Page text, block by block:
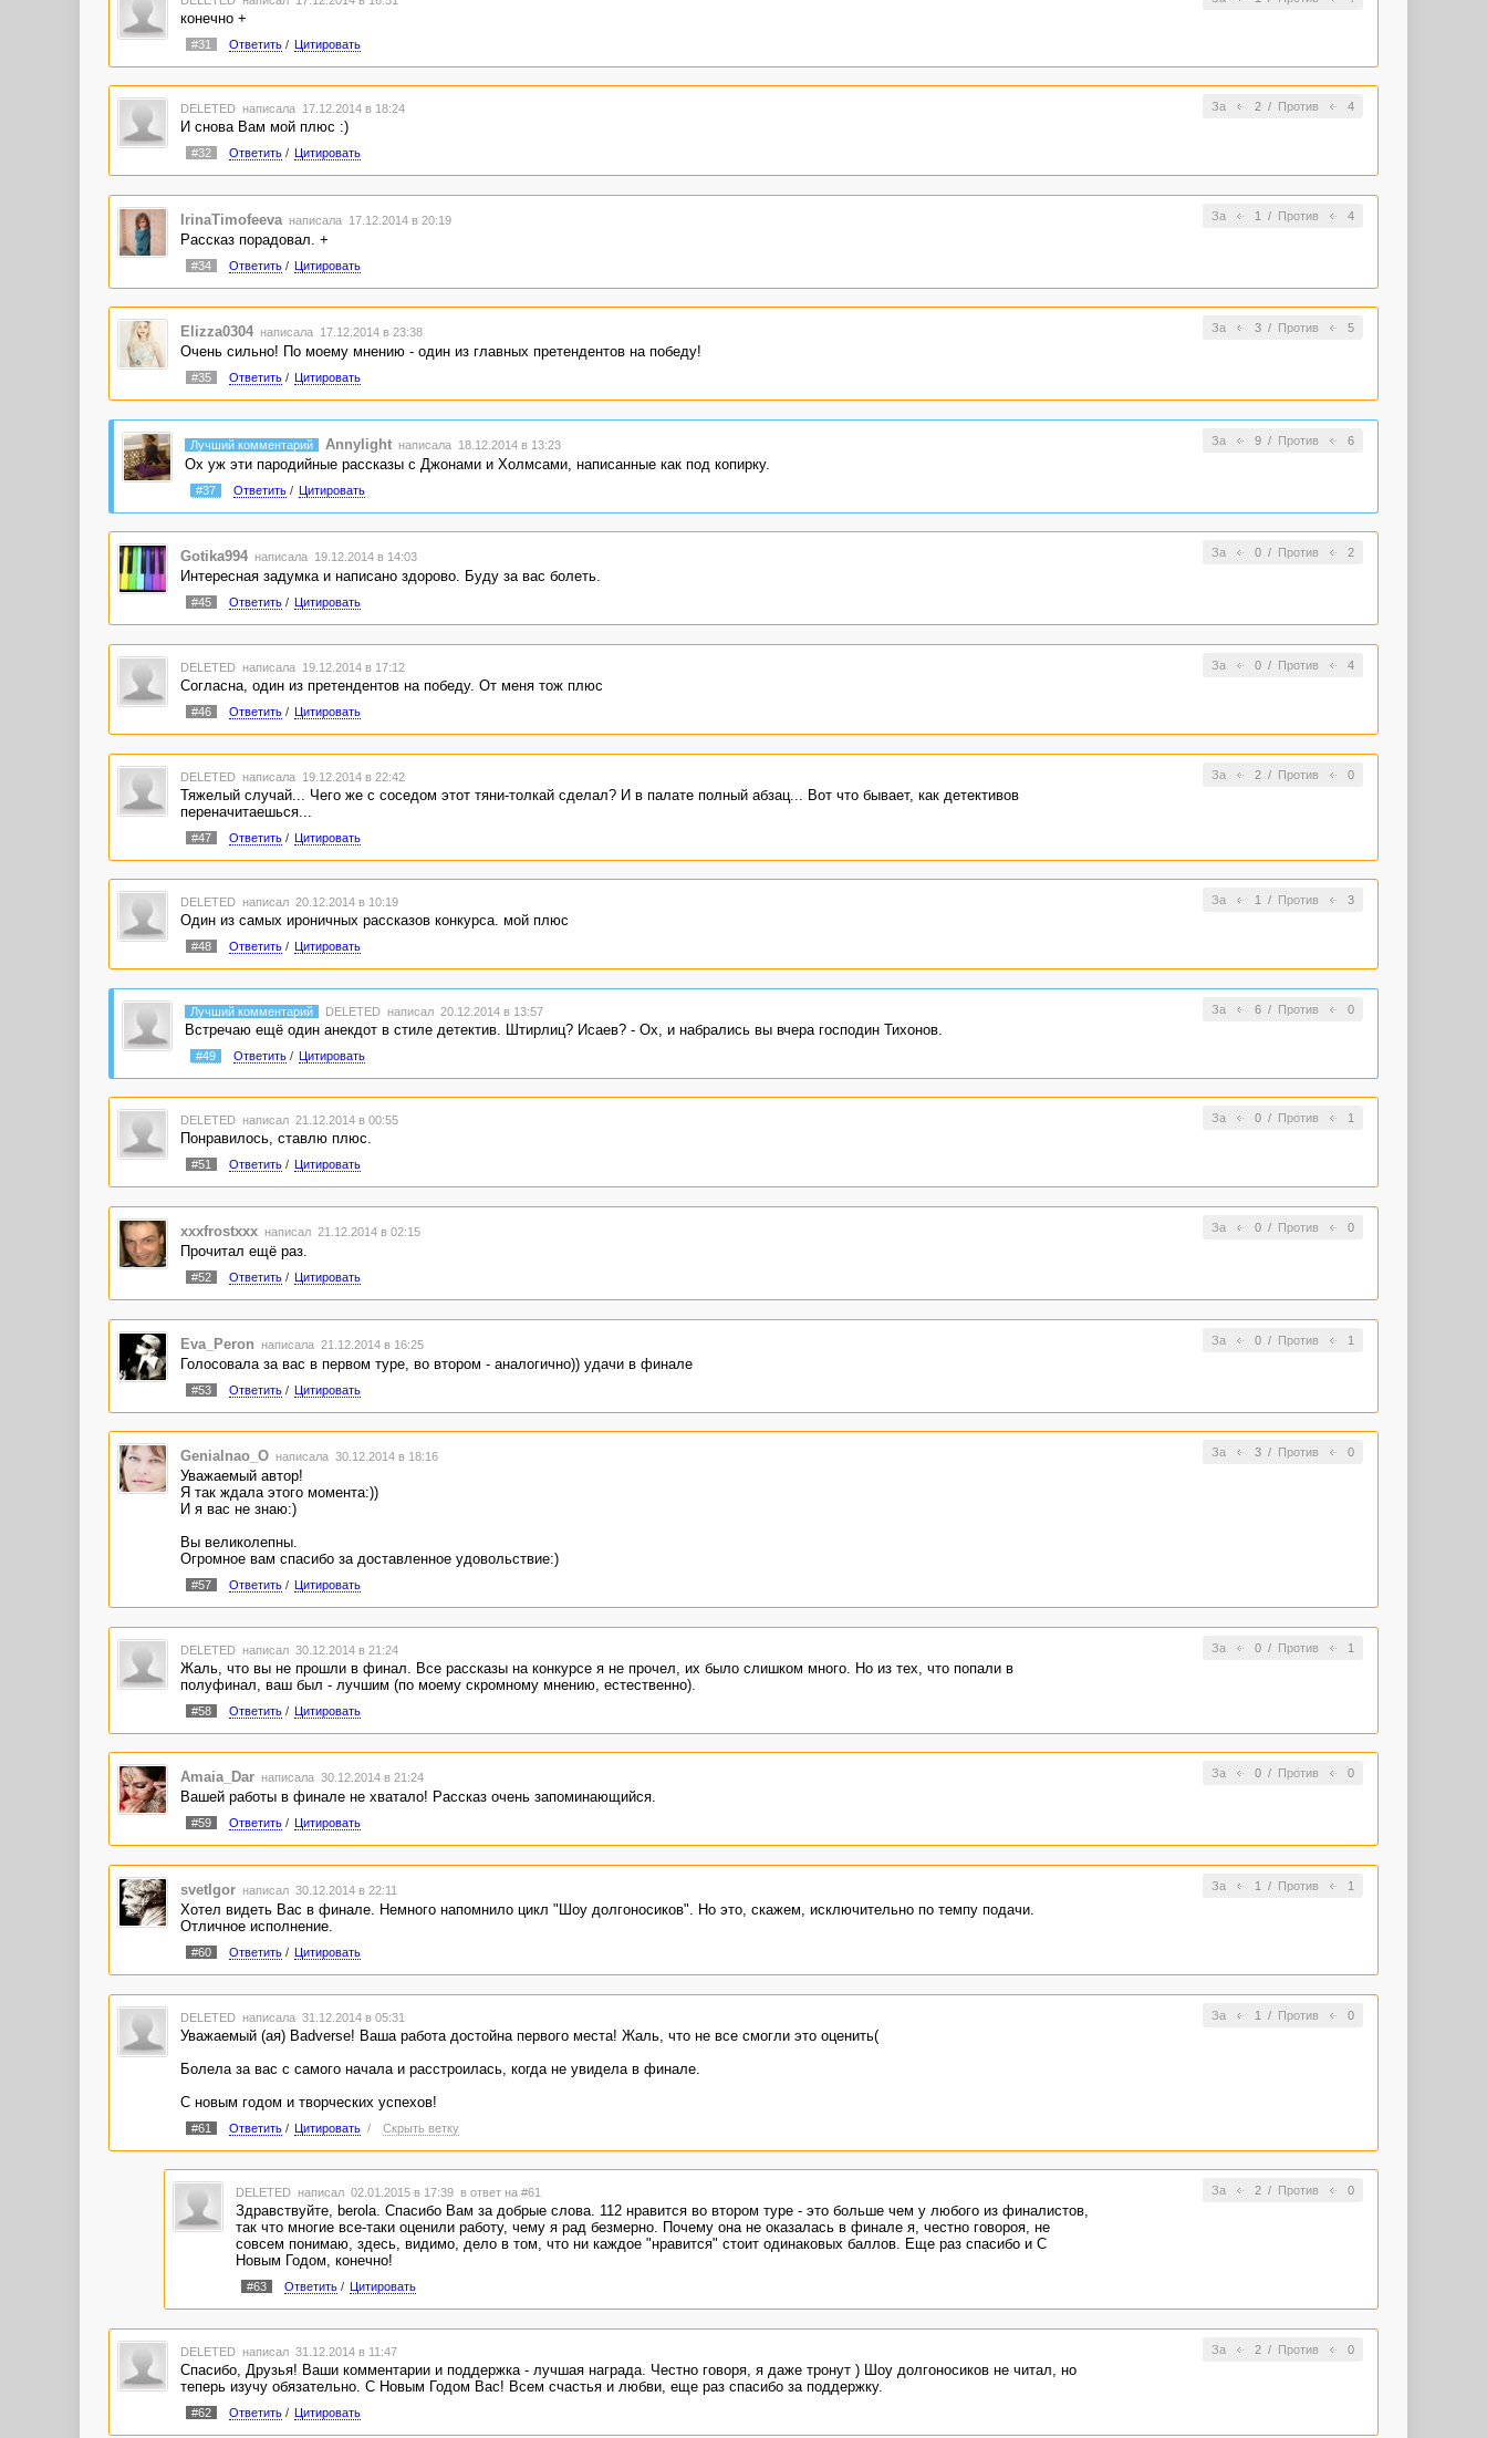
конечно +
#31 Ответить/ Цитировать
За 2/ Против 4
DELETED написала 17.12.2014 в 18:24
И снова Вам мой плюс :)
#32 Ответить/ Цитировать
За 1 / Против 4
IrinaTimofeeva написала 17.12.2014 в 20:19
Рассказ порадовал. +
#34 Ответить/ Цитировать
За 3/ Против 5
Elizza0304 написала 17.12.2014 в 23:38
Очень сильно! По моему мнению - один из главных претендентов на победу!
#35 Ответить/ Цитировать
За 9/ Против 6
Лучший комментарий Annylight написала 18.12.2014 в 13:23
Ох уж эти пародийные рассказы с Джонами и Холмсами, написанные как под копирку.
#37 Ответить/ Цитировать
За 0/ Против 2
Gotika994 написала 19.12.2014 в 14:03
Интересная задумка и написано здорово. Буду за вас болеть.
#45 Ответить/ Цитировать
За 0/ Против 4
DELETED написала 19.12.2014 в 17:12
Согласна, один из претендентов на победу. От меня тож плюс
#46 Ответить/ Цитировать
За 2/ Против 0
DELETED написала 19.12.2014 в 22:42
Тяжелый случай... Чего же с соседом этот тяни-толкай сделал? И в палате полный абзац... Вот что бывает, как детективов
переначитаешься...
#47 Ответить/ Цитировать
За 1 / Против 3
DELETED написал 20.12.2014 в 10:19
Один из самых ироничных рассказов конкурса. мой плюс
#48 Ответить/ Цитировать
За 6/ Против 0
Лучший комментарий DELETED написал 20.12.2014 в 13:57
Встречаю ещё один анекдот в стиле детектив. Штирлиц? Исаев? - Ох, и набрались вы вчера господин Тихонов.
#49 Ответить/ Цитировать
За 0/ Против 1
DELETED написал 21.12.2014 в 00:55
Понравилось, ставлю плюс.
#51 Ответить/ Цитировать
За 0/ Против 0
xxxfrostxxx написал 21.12.2014 в 02:15
Прочитал ещё раз.
#52 Ответить/ Цитировать
За 0/ Против 1
Eva_Peron написала 21.12.2014 в 16:25
Голосовала за вас в первом туре, во втором - аналогично)) удачи в финале
#53 Ответить/ Цитировать
За 3/ Против 0
Genialnao_O написала 30.12.2014 в 18:16
Уважаемый автор!
Я так ждала этого момента:))
И я вас не знаю:)
Вы великолепны.
Огромное вам спасибо за доставленное удовольствие:)
#57 Ответить/ Цитировать
За 0/ Против 1
DELETED написал 30.12.2014 в 21:24
Жаль, что вы не прошли в финал. Все рассказы на конкурсе я не прочел, их было слишком много. Но из тех, что попали в
полуфинал, ваш был - лучшим (по моему скромному мнению, естественно).
#58 Ответить/ Цитировать
За 0/ Против 0
Amaia_Dar написала 30.12.2014 в 21:24
Вашей работы в финале не хватало! Рассказ очень запоминающийся.
#59 Ответить/ Цитировать
За 1 / Против 1
svetIgor написал 30.12.2014 в 22:11
Хотел видеть Вас в финале. Немного напомнило цикл "Шоу долгоносиков". Но это, скажем, исключительно по темпу подачи.
Отличное исполнение.
#60 Ответить/ Цитировать
За 1 / Против 0
DELETED написала 31.12.2014 в 05:31
Уважаемый (ая) Badverse! Ваша работа достойна первого места! Жаль, что не все смогли это оценить(
Болела за вас с самого начала и расстроилась, когда не увидела в финале.
С новым годом и творческих успехов!
#61 Ответить/ Цитировать / Скрыть ветку
За 2/ Против 0
DELETED написал 02.01.2015 в 17:39 в ответ на #61
Здравствуйте, berola. Cпасибо Вам за добрые слова. 112 нравится во втором туре - это больше чем у любого из финалистов,
так что многие все-таки оценили работу, чему я рад безмерно. Почему она не оказалась в финале я, честно говороя, не
совсем понимаю, здесь, видимо, дело в том, что ни каждое "нравится" стоит одинаковых баллов. Еще раз спасибо и С
Новым Годом, конечно!
#63 Ответить/ Цитировать
За 2/ Против 0
DELETED написал 31.12.2014 в 11:47
Спасибо, Друзья! Ваши комментарии и поддержка - лучшая награда. Честно говоря, я даже тронут ) Шоу долгоносиков не читал, но
теперь изучу обязательно. С Новым Годом Вас! Всем счастья и любви, еще раз спасибо за поддержку.
#62 Ответить/ Цитировать